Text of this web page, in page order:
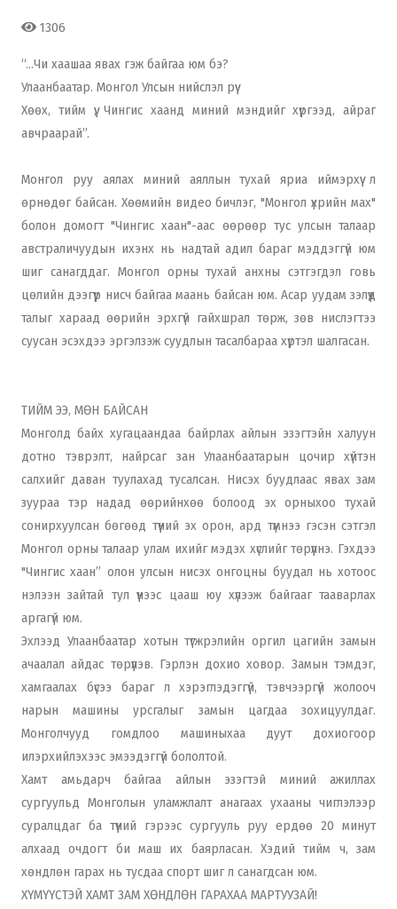
1306
“...Чи хаашаа явах гэж байгаа юм бэ?
Улаанбаатар. Монгол Улсын нийслэл рүү
Хөөх, тийм үү, Чингис хаанд миний мэндийг хүргээд, айраг
авчраарай”.
Монгол руу аялах миний аяллын тухай яриа иймэрхүү л
өрнөдөг байсан. Хөөмийн видео бичлэг, "Монгол үхрийн мах"
болон домогт "Чингис хаан"-аас өөрөөр тус улсын талаар
австраличуудын ихэнх нь надтай адил бараг мэддэггүй юм
шиг санагддаг. Монгол орны тухай анхны сэтгэгдэл говь
цөлийн дээгүүр нисч байгаа маань байсан юм. Асар уудам зэлүүд
талыг хараад өөрийн эрхгүй гайхшрал төрж, зөв нислэгтээ
суусан эсэхдээ эргэлзэж суудлын тасалбараа хүртэл шалгасан.
ТИЙМ ЭЭ, МӨН БАЙСАН
Монголд байх хугацаандаа байрлах айлын эзэгтэйн халуун
дотно тэврэлт, найрсаг зан Улаанбаатарын цочир хүйтэн
салхийг даван туулахад тусалсан. Нисэх буудлаас явах зам
зуураа тэр надад өөрийнхөө болоод эх орныхоо тухай
сонирхуулсан бөгөөд түүний эх орон, ард түмнээ гэсэн сэтгэл
Монгол орны талаар улам ихийг мэдэх хүслийг төрүүлнэ. Гэхдээ
"Чингис хаан” олон улсын нисэх онгоцны буудал нь хотоос
нэлээн зайтай тул үүнээс цааш юу хүлээж байгааг тааварлах
аргагүй юм.
Эхлээд Улаанбаатар хотын түгжрэлийн оргил цагийн замын
ачаалал айдас төрүүлэв. Гэрлэн дохио ховор. Замын тэмдэг,
хамгаалах бүсээ бараг л хэрэглэдэггүй, тэвчээргүй жолооч
нарын машины урсгалыг замын цагдаа зохицуулдаг.
Монголчууд гомдлоо машиныхаа дуут дохиогоор
илэрхийлэхээс эмээдэггүй бололтой.
Хамт амьдарч байгаа айлын эзэгтэй миний ажиллах
сургуульд Монголын уламжлалт анагаах ухааны чиглэлээр
суралцдаг ба түүний гэрээс сургууль руу ердөө 20 минут
алхаад очдогт би маш их баярласан. Хэдий тийм ч, зам
хөндлөн гарах нь тусдаа спорт шиг л санагдсан юм.
ХҮМҮҮСТЭЙ ХАМТ ЗАМ ХӨНДЛӨН ГАРАХАА МАРТУУЗАЙ!